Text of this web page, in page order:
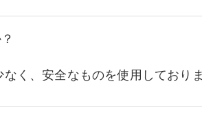
く、安全なものを使用しておりま